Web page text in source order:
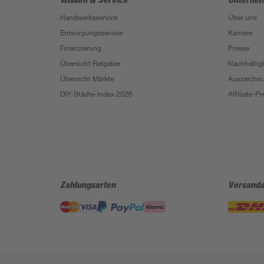
Handwerksservice
Entsorgungsservice
Finanzierung
Übersicht Ratgeber
Übersicht Märkte
DIY-Städte-Index 2026
Über uns
Karriere
Presse
Affiliate-
Zahlungsarten